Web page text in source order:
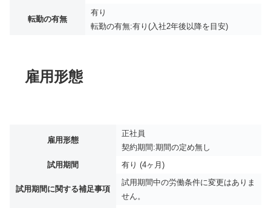
転勤の有無
有り
転勤の有無:有り(入社2年後以降を目安)
雇用形態
雇用形態
正社員
契約期間:期間の定め無し
試用期間
有り (4ヶ月)
試用期間に関する補足事項
試用期間中の労働条件に変更はありま
せん。